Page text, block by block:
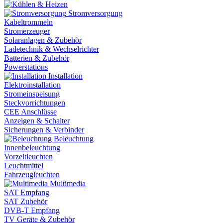
Stromversorgung
Kabeltrommeln
Stromerzeuger
Solaranlagen & Zubehör
Ladetechnik & Wechselrichter
Batterien & Zubehör
Powerstations
Installation
Elektroinstallation
Stromeinspeisung
Steckvorrichtungen
CEE Anschlüsse
Anzeigen & Schalter
Sicherungen & Verbinder
Beleuchtung
Innenbeleuchtung
Vorzeltleuchten
Leuchtmittel
Fahrzeugleuchten
Multimedia
SAT Empfang
SAT Zubehör
DVB-T Empfang
TV Geräte & Zubehör